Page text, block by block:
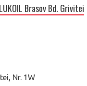
LUKOIL Brasov Bd. Grivitei
Nr. 1W